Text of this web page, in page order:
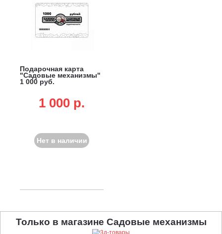
Подарочная карта
"Садовые механизмы"
1 000 руб.
1 000 p.
Нет в наличии
Только в магазине Садовые механизмы